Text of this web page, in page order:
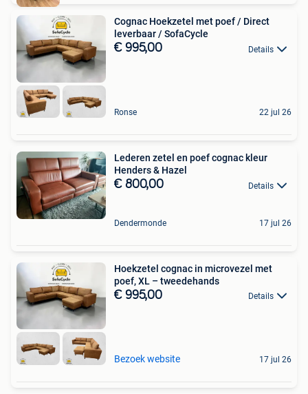
Cognac Hoekzetel met poef / Direct
leverbaar / SofaCycle
€ 995,00 Details
Ronse 22 jul 26
Lederen zetel en poef cognac kleur
Henders & Hazel
€ 800,00 Details
Dendermonde 17 jul 26
Hoekzetel cognac in microvezel met
poef, XL – tweedehands
€ 995,00 Details
Bezoek website 17 jul 26